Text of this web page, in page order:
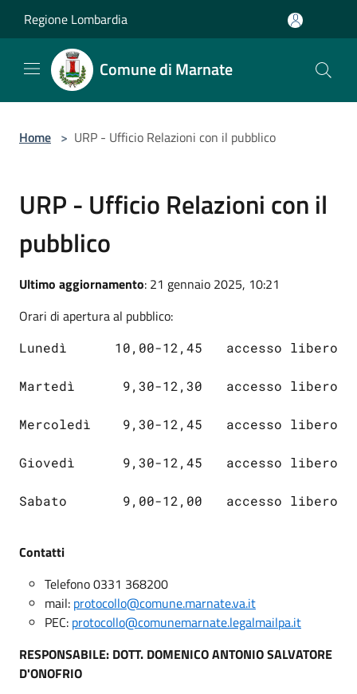
Regione Lombardia
Comune di Marnate
Home > URP - Ufficio Relazioni con il pubblico
URP - Ufficio Relazioni con il
pubblico
Ultimo aggiornamento: 21 gennaio 2025, 10:21
Orari di apertura al pubblico:
Lunedì      10,00-12,45   accesso libero
Martedì      9,30-12,30   accesso libero
Mercoledì    9,30-12,45   accesso libero
Giovedì      9,30-12,45   accesso libero
Sabato       9,00-12,00   accesso libero
Contatti
Telefono 0331 368200
mail: protocollo@comune.marnate.va.it
PEC: protocollo@comunemarnate.legalmailpa.it
RESPONSABILE: DOTT. DOMENICO ANTONIO SALVATORE
D'ONOFRIO